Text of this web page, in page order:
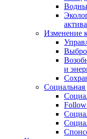
Изменение
и
Социальная